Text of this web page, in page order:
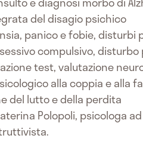
del disagio psichico
panico e fobie,
compulsivo,
test, valutazione
alla coppia e alla
del lutto e della perdita
Polopoli, psicologa